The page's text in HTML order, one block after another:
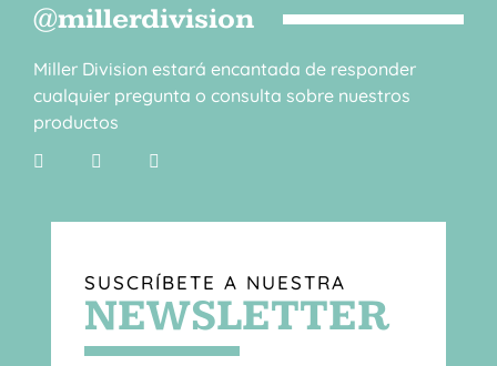
@millerdivision
Miller Division estará encantada de responder
cualquier pregunta o consulta sobre nuestros
productos
SUSCRÍBETE A NUESTRA
NEWSLETTER